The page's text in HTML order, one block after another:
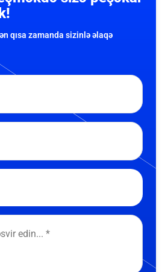
qısa zamanda sizinlə əlaqə